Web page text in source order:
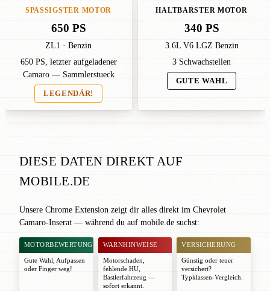
SPASSIGSTER MOTOR
650 PS
ZL1 · Benzin
650 PS, letzter aufgeladener
Camaro — Sammlerstueck
LEGENDÄR!
HALTBARSTER MOTOR
340 PS
3.6L V6 LGZ Benzin
3 Schwachstellen
GUTE WAHL
DIESE DATEN DIREKT AUF
MOBILE.DE
Unsere Chrome Extension zeigt dir alles direkt im Chevrolet
Camaro-Inserat — während du auf mobile.de suchst:
MOTORBEWERTUNG
Gute Wahl
Aufpassen
oder Finger weg!
WARNHINWEISE
Motorschaden,
fehlende HU,
Bastlerfahrzeug —
sofort erkannt.
VERSICHERUNG
Günstig oder teuer
versichert?
Typklassen-Vergleich.